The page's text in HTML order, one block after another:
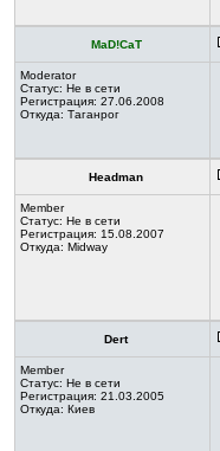
MaD!CaT
Moderator
Статус: Не в сети
Регистрация: 27.06.2008
Откуда: Таганрог
Headman
Member
Статус: Не в сети
Регистрация: 15.08.2007
Откуда: Midway
Dert
Member
Статус: Не в сети
Регистрация: 21.03.2005
Откуда: Киев